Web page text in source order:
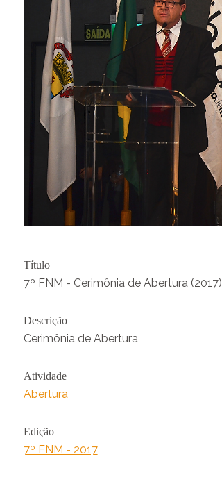
Título
7º FNM - Cerimônia de Abertura (2017)
Descrição
Cerimônia de Abertura
Atividade
Abertura
Edição
7º FNM - 2017